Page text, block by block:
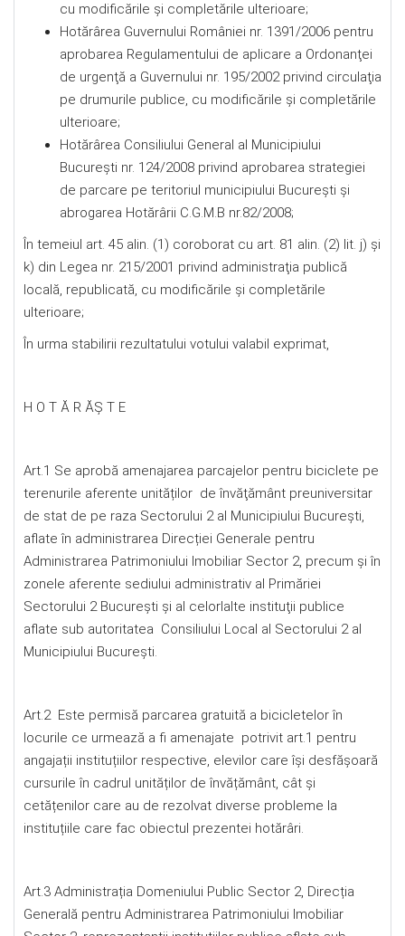
cu modificările şi completările ulterioare;
Hotărârea Guvernului României nr. 1391/2006 pentru
aprobarea Regulamentului de aplicare a Ordonanţei
de urgenţă a Guvernului nr. 195/2002 privind circulaţia
pe drumurile publice, cu modificările şi completările
ulterioare;
Hotărârea Consiliului General al Municipiului
București nr. 124/2008 privind aprobarea strategiei
de parcare pe teritoriul municipiului Bucureşti şi
abrogarea Hotărârii C.G.M.B nr.82/2008;
În temeiul art. 45 alin. (1) coroborat cu art. 81 alin. (2) lit. j) și
k) din Legea nr. 215/2001 privind administraţia publică
locală, republicată, cu modificările şi completările
ulterioare;
În urma stabilirii rezultatului votului valabil exprimat,
H O T Ă R ĂŞ T E
Art.1 Se aprobă amenajarea parcajelor pentru biciclete pe
terenurile aferente unităților de învăţământ preuniversitar
de stat de pe raza Sectorului 2 al Municipiului București,
aflate în administrarea Direcției Generale pentru
Administrarea Patrimoniului Imobiliar Sector 2, precum și în
zonele aferente sediului administrativ al Primăriei
Sectorului 2 București și al celorlalte instituţii publice
aflate sub autoritatea Consiliului Local al Sectorului 2 al
Municipiului Bucureşti.
Art.2 Este permisă parcarea gratuită a bicicletelor în
locurile ce urmează a fi amenajate potrivit art.1 pentru
angajații instituțiilor respective, elevilor care își desfășoară
cursurile în cadrul unităților de învățământ, cât şi
cetățenilor care au de rezolvat diverse probleme la
instituțiile care fac obiectul prezentei hotărâri.
Art.3 Administrația Domeniului Public Sector 2, Direcția
Generală pentru Administrarea Patrimoniului Imobiliar